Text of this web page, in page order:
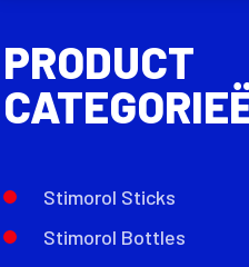
PRODUCT
Stimorol Sticks
Stimorol Bottles